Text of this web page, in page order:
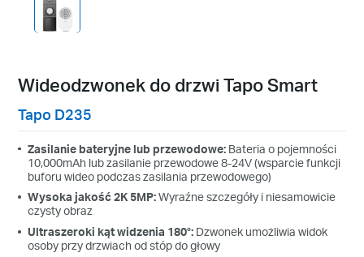
Wideodzwonek do drzwi Tapo Smart
Tapo D235
Zasilanie bateryjne lub przewodowe: Bateria o pojemności
10,000mAh lub zasilanie przewodowe 8-24V (wsparcie funkcji
buforu wideo podczas zasilania przewodowego)
Wysoka jakość 2K 5MP:Wyraźne szczegóły i niesamowicie
czysty obraz
Ultraszeroki kąt widzenia 180°: Dzwonek umożliwia widok
osoby przy drzwiach od stóp do głowy